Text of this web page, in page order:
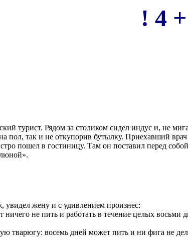
! 4
турист. Рядом за столиком сидел индус и, не
пол, так и не откупорив бутылку. Приехавший
пошел в гостиницу. Там он поставил перед
жену и с удивлением произнес:
не пить и работать в течение целых восьми
тварюгу: восемь дней может пить и ни фига не